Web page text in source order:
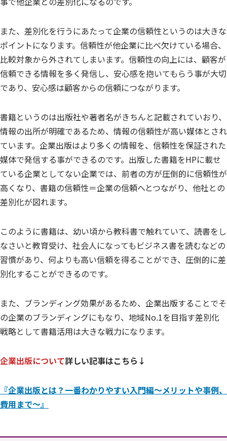
また、差別化を行うにあたって企業の信頼性というのは大きな
ポイントになります。信頼性が他企業に比べ欠けている場合、
比較対象から外されてしまいます。信頼性の向上には、顧客が
信頼できる情報を多く発信し、安心感を抱いてもらう事が大切
であり、安心感は顧客からの信頼につながります。
書籍というのは出版社や著者名がきちんと記載されていおり、
情報の出所が明確であるため、情報の信頼性が高い媒体とされ
ています。企業出版はより多くの情報を、信頼性を保証された
媒体で発信する事ができるのです。出版した書籍をHPに載せ
ている企業としてない企業では、前者の方が圧倒的に信頼性が
高くなり、書籍の信頼性＝企業の信頼へとつながり、他社との
差別化が図れます。
このように書籍は、幼い頃から教科書で触れていて、読書をし
なさいと教育受け、社会人になってもビジネス書を読むなどの
習慣があり、何よりも高い信頼を得ることができ、圧倒的に差
別化することができるのです。
また、ブランディング効果があるため、企業出版することでそ
の企業のブランディングにもなり、地域No.1を目指す差別化
戦略として書籍活用は大きな戦力になります。
企業出版について詳しい記事はこちら↓
『企業出版とは？一番わかりやすい入門編～メリットや事例、
費用まで～』